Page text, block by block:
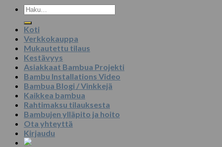
Etsi:
Koti
Verkkokauppa
Mukautettu tilaus
Kestävyys
Asiakkaat Bambua Projekti
Bambu Installations Video
Bambua Blogi / Vinkkejä
Kaikkea bambua
Rahtimaksu tilauksesta
Bambujen ylläpito ja hoito
Ota yhteyttä
Kirjaudu